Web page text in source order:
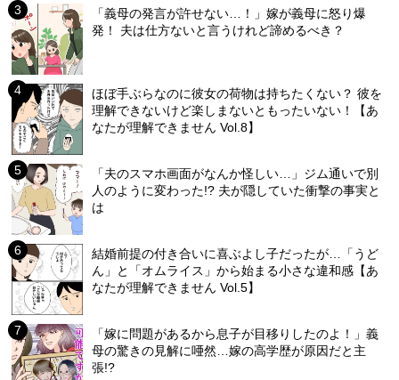
「義母の発言が許せない…！」嫁が義母に怒り爆
発！ 夫は仕方ないと言うけれど諦めるべき？
ほぼ手ぶらなのに彼女の荷物は持ちたくない？ 彼を
理解できないけど楽しまないともったいない！【あ
なたが理解できません Vol.8】
「夫のスマホ画面がなんか怪しい…」ジム通いで別
人のように変わった!? 夫が隠していた衝撃の事実と
は
結婚前提の付き合いに喜ぶよし子だったが…「うど
ん」と「オムライス」から始まる小さな違和感【あ
なたが理解できません Vol.5】
「嫁に問題があるから息子が目移りしたのよ！」義
母の驚きの見解に唖然…嫁の高学歴が原因だと主
張!?